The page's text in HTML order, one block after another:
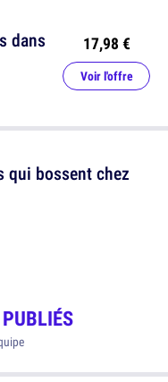
dans
17,98 €
Voir l'offre
qui bossent chez